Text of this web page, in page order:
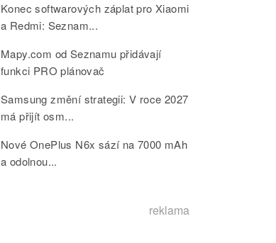
Konec softwarových záplat pro Xiaomi
a Redmi: Seznam...
Mapy.com od Seznamu přidávají
funkci PRO plánovač
Samsung změní strategii: V roce 2027
má přijít osm...
Nové OnePlus N6x sází na 7000 mAh
a odolnou...
reklama